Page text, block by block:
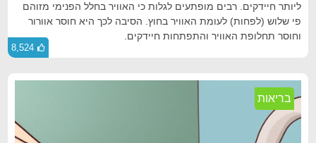
ליותר חיידקים. רבים מופתעים לגלות כי האוויר בחלל הפנימי מזוהם
פי שלוש (לפחות) לעומת האוויר בחוץ. הסיבה לכך היא חוסר אוורור
וחוסר תחלופת האוויר והתפתחות חיידקים.
8,524
בריאות